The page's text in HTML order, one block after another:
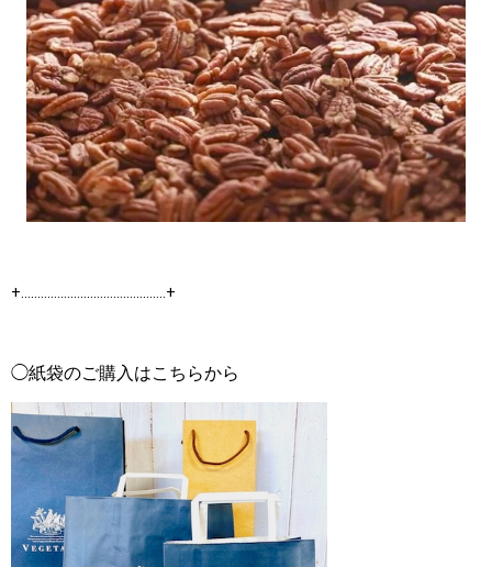
+‥‥‥‥‥‥‥‥‥‥‥‥‥‥‥‥‥‥‥‥‥‥+
◯紙袋のご購入はこちらから